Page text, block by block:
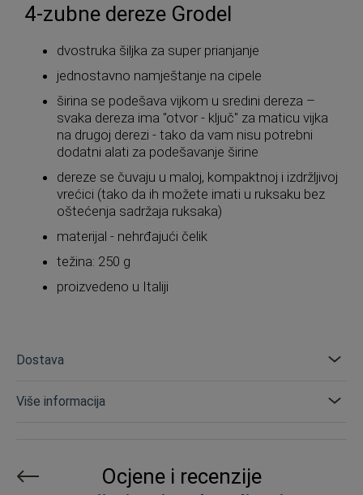
4-zubne dereze Grodel
dvostruka šiljka za super prianjanje
jednostavno namještanje na cipele
širina se podešava vijkom u sredini dereza –
svaka dereza ima "otvor - ključ" za maticu vijka
na drugoj derezi - tako da vam nisu potrebni
dodatni alati za podešavanje širine
dereze se čuvaju u maloj, kompaktnoj i izdržljivoj
vrećici (tako da ih možete imati u ruksaku bez
oštećenja sadržaja ruksaka)
materijal - nehrđajući čelik
težina: 250 g
proizvedeno u Italiji
Dostava
Više informacija
Ocjene i recenzije